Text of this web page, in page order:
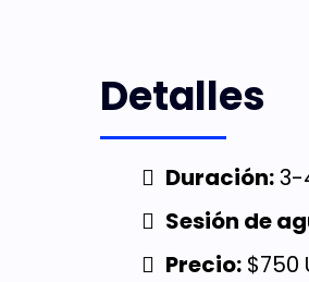
Detalles
Duración:3-
Sesión de
Precio: $750